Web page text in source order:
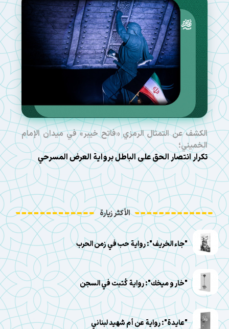
الكشف عن التمثال الرمزي «فاتح خيبر» في ميدان الإمام
الخميني؛
تكرار انتصار الحق على الباطل برواية العرض المسرحي
الأكثر زيارة
"جاء الخريف": رواية حب في زمن الحرب
"خار و ميخك": رواية كُتبت في السجن
"عايدة": رواية عن أم شهيد لبناني